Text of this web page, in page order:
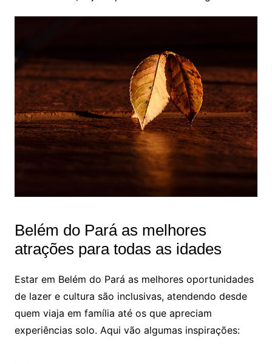
Belém do Pará as melhores
atrações para todas as idades
Estar em Belém do Pará as melhores oportunidades
de lazer e cultura são inclusivas, atendendo desde
quem viaja em família até os que apreciam
experiências solo. Aqui vão algumas inspirações: